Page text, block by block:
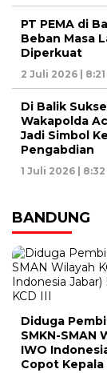
PT PEMA di
Beban Masa
Diperkuat
2 Juli 2026 |
Di Balik
Wakapolda
Jadi Simbol
Pengabdian
1 Juli 2026 |
BANDUNG
Diduga
SMKN-SMAN
IWO
Copot Kepala